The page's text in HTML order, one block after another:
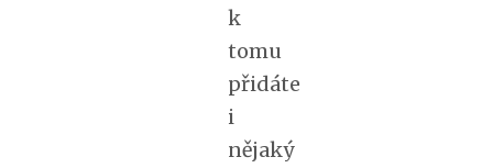
k
tomu
přidáte
i
nějaký